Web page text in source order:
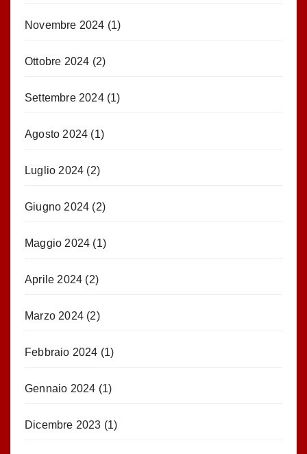
Novembre 2024 (1)
Ottobre 2024 (2)
Settembre 2024(1)
Agosto 2024 (1)
Luglio 2024 (2)
Giugno 2024 (2)
Maggio 2024 (1)
Aprile 2024 (2)
Marzo 2024 (2)
Febbraio 2024 (1)
Gennaio 2024 (1)
Dicembre 2023 (1)